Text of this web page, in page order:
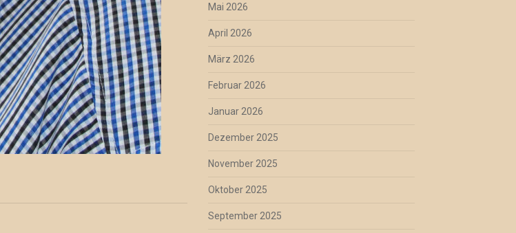
Mai 2026
April 2026
März 2026
Februar 2026
Januar 2026
Dezember 2025
November 2025
Oktober 2025
September 2025